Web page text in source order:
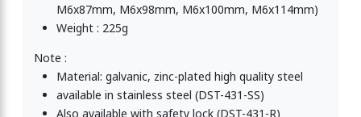
M6x87mm, M6x98mm, M6x100mm, M6x114mm)
Weight : 225g
Note :
Material: galvanic, zinc-plated high quality steel
available in stainless steel (DST-431-SS)
Also available with safety lock (DST-431-R)